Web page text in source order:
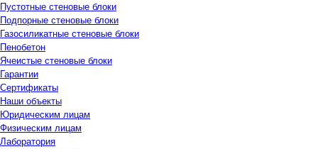
Пустотные стеновые блоки
Подпорные стеновые блоки
Газосиликатные стеновые блоки
Пенобетон
Ячеистые стеновые блоки
Гарантии
Сертификаты
Наши объекты
Юридическим лицам
Физическим лицам
Лаборатория